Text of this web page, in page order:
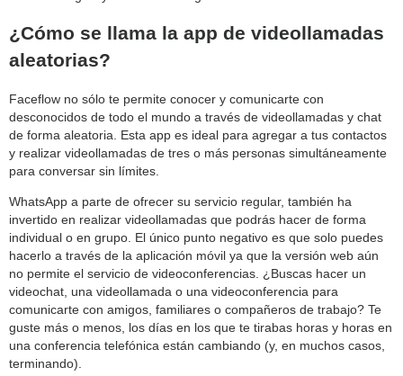
¿Cómo se llama la app de videollamadas
aleatorias?
Faceflow no sólo te permite conocer y comunicarte con
desconocidos de todo el mundo a través de videollamadas y chat
de forma aleatoria. Esta app es ideal para agregar a tus contactos
y realizar videollamadas de tres o más personas simultáneamente
para conversar sin límites.
WhatsApp a parte de ofrecer su servicio regular, también ha
invertido en realizar videollamadas que podrás hacer de forma
individual o en grupo. El único punto negativo es que solo puedes
hacerlo a través de la aplicación móvil ya que la versión web aún
no permite el servicio de videoconferencias. ¿Buscas hacer un
videochat, una videollamada o una videoconferencia para
comunicarte con amigos, familiares o compañeros de trabajo? Te
guste más o menos, los días en los que te tirabas horas y horas en
una conferencia telefónica están cambiando (y, en muchos casos,
terminando).